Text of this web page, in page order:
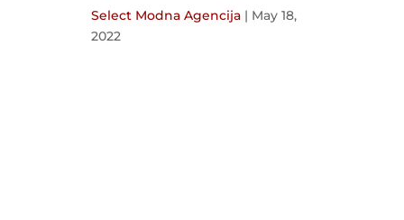
Select Modna Agencija | May 18,
2022